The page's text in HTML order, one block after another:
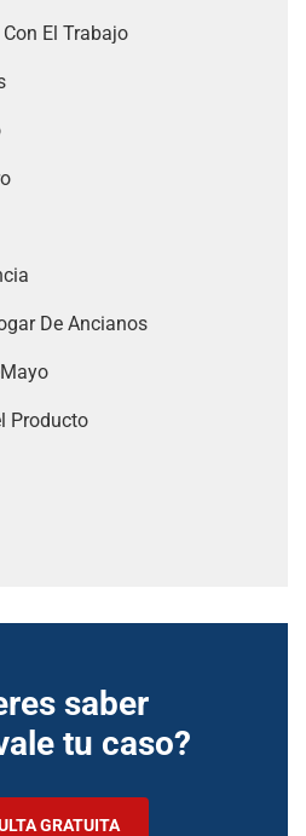
El Trabajo
De Ancianos
Producto
saber
tu caso?
GRATUITA